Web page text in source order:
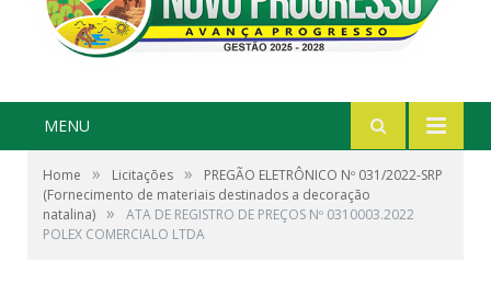
MENU
Home » Licitações »
PREGÃO ELETRÔNICO Nº 031/2022-SRP
(Fornecimento de materiais destinados a decoração
natalina) »
ATA DE REGISTRO DE PREÇOS Nº 0310003.2022
POLEX COMERCIALO LTDA